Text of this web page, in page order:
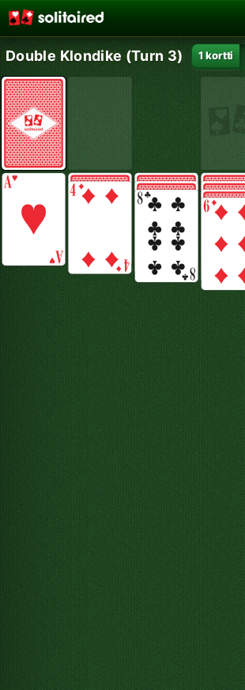
Double Klondike (Turn 3) 1 kortti